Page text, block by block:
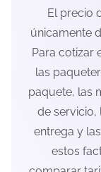
El precio
únicamente
Para cotizar
las
paquete, las
de servicio,
entrega y
estos